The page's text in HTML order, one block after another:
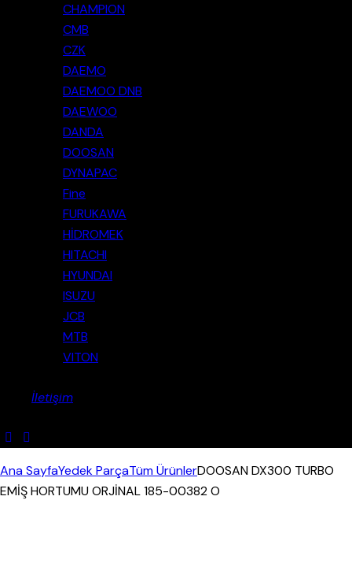
CHAMPION
CMB
CZK
DAEMO
DAEMOO DNB
DAEWOO
DANDA
DOOSAN
DYNAPAC
Fine
FURUKAWA
HİDROMEK
HITACHI
HYUNDAI
ISUZU
JCB
MTB
VITON
İletişim
Ana SayfaYedek ParçaTüm ÜrünlerDOOSAN DX300 TURBO
EMİŞ HORTUMU ORJİNAL 185-00382 O